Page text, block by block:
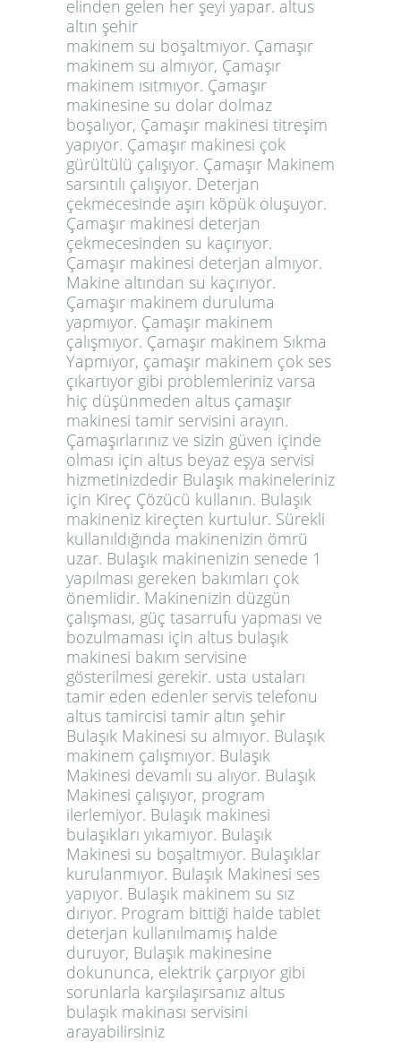
elinden gelen her şeyi yapar. altus
altın şehir
makinem su boşaltmıyor. Çamaşır
makinem su almıyor, Çamaşır
makinem ısıtmıyor. Çamaşır
makinesine su dolar dolmaz
boşalıyor, Çamaşır makinesi titreşim
yapıyor. Çamaşır makinesi çok
gürültülü çalışıyor. Çamaşır Makinem
sarsıntılı çalışıyor. Deterjan
çekmecesinde aşırı köpük oluşuyor.
Çamaşır makinesi deterjan
çekmecesinden su kaçırıyor.
Çamaşır makinesi deterjan almıyor.
Makine altından su kaçırıyor.
Çamaşır makinem duruluma
yapmıyor. Çamaşır makinem
çalışmıyor. Çamaşır makinem Sıkma
Yapmıyor, çamaşır makinem çok ses
çıkartıyor gibi problemleriniz varsa
hiç düşünmeden altus çamaşır
makinesi tamir servisini arayın.
Çamaşırlarınız ve sizin güven içinde
olması için altus beyaz eşya servisi
hizmetinizdedir Bulaşık makineleriniz
için Kireç Çözücü kullanın. Bulaşık
makineniz kireçten kurtulur. Sürekli
kullanıldığında makinenizin ömrü
uzar. Bulaşık makinenizin senede 1
yapılması gereken bakımları çok
önemlidir. Makinenizin düzgün
çalışması, güç tasarrufu yapması ve
bozulmaması için altus bulaşık
makinesi bakım servisine
gösterilmesi gerekir. usta ustaları
tamir eden edenler servis telefonu
altus tamircisi tamir altın şehir
Bulaşık Makinesi su almıyor. Bulaşık
makinem çalışmıyor. Bulaşık
Makinesi devamlı su alıyor. Bulaşık
Makinesi çalışıyor, program
ilerlemiyor. Bulaşık makinesi
bulaşıkları yıkamıyor. Bulaşık
Makinesi su boşaltmıyor. Bulaşıklar
kurulanmıyor. Bulaşık Makinesi ses
yapıyor. Bulaşık makinem su sız
dırıyor. Program bittiği halde tablet
deterjan kullanılmamış halde
duruyor, Bulaşık makinesine
dokununca, elektrik çarpıyor gibi
sorunlarla karşılaşırsanız altus
bulaşık makinası servisini
arayabilirsiniz